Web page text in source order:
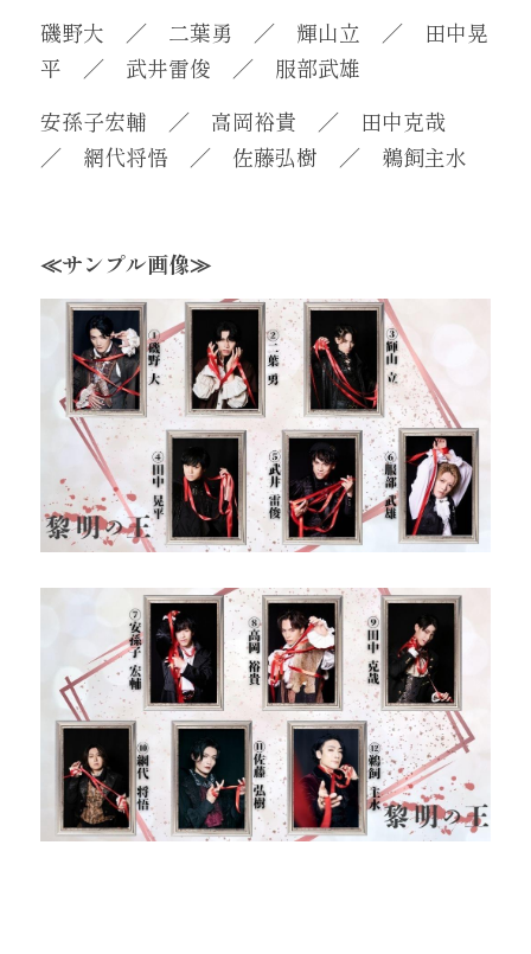
磯野大　／　二葉勇　／　輝山立　／　田中晃
平　／　武井雷俊　／　服部武雄
安孫子宏輔　／　高岡裕貴　／　田中克哉
／　網代将悟　／　佐藤弘樹　／　鵜飼主水
≪サンプル画像≫